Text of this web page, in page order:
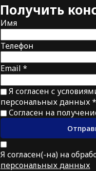
Имя
Телефон
Email *
Я согласен с
персональных данных *
Согласен на
Я согласен(-на) на
персональных данных
Получить